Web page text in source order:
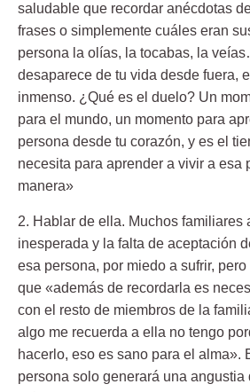
saludable que recordar anécdotas
frases o simplemente cuáles eran
persona la olías, la tocabas, la
desaparece de tu vida desde fuera,
inmenso. ¿Qué es el duelo? Un
para el mundo, un momento para
persona desde tu corazón, y es el
necesita para aprender a vivir a esa
manera»
2. Hablar de ella. Muchos familiares
inesperada y la falta de aceptación
esa persona, por miedo a sufrir,
que «además de recordarla es
con el resto de miembros de la
algo me recuerda a ella no tengo
hacerlo, eso es sano para el alma».
persona solo generará una